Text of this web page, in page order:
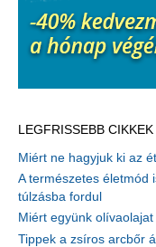
LEGFRISSEBB CIKKEK
Miért ne hagyjuk ki az
A természetes életmód
túlzásba fordul
Miért együnk
Tippek a zsíros arcbőr